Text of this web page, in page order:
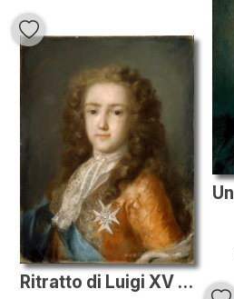
Ritratto di Luigi XV come Dauphin